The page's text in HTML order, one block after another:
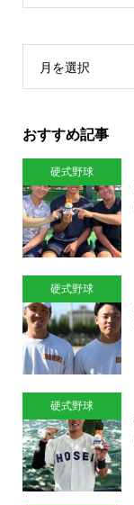
月を選択
おすすめ記事
硬式野球
硬式野球
硬式野球